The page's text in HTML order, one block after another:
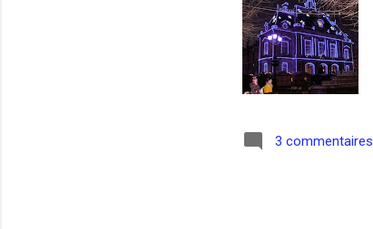
3 commentaires